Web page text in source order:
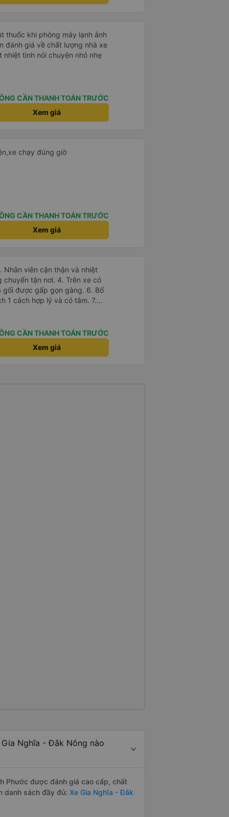
thuốc khi phòng máy lạnh ảnh
tình nói chuyện nhỏ nhẹ
CẦN THANH TOÁN TRƯỚC
Xem giá
chạy đúng giờ
CẦN THANH TOÁN TRƯỚC
Xem giá
nơi. 4. Trên xe có
gối được gấp gọn gàng. 6. Bố
cách hợp lý và có tâm. 7.
túi tiền của học sinh sinh viên
CẦN THANH TOÁN TRƯỚC
Xem giá
Nghĩa - Đắk Nông nào
Phước được đánh giá cao cấp, chất
danh sách đầy đủ: Xe Gia Nghĩa - Đắk